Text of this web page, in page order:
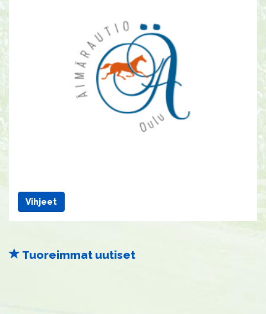
Vihjeet
Tuoreimmat uutiset